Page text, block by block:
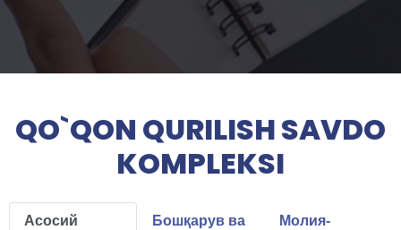
QO`QON QURILISH SAVDO
KOMPLEKSI
Асосий
Бошқарув ва
Молия-